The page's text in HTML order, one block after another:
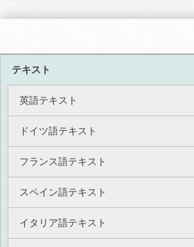
テキスト
英語テキスト
ドイツ語テキスト
フランス語テキスト
スペイン語テキスト
イタリア語テキスト